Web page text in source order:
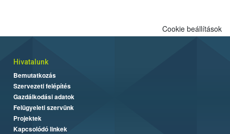
Cookie beállítások
Hivatalunk
Bemutatkozás
Szervezeti felépítés
Gazdálkodási adatok
Felügyeleti szervünk
Projektek
Kapcsolódó linkek